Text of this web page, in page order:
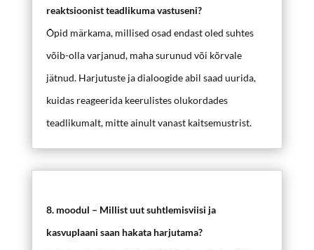
reaktsioonist teadlikuma vastuseni?
Õpid märkama, millised osad endast oled suhtes
võib-olla varjanud, maha surunud või kõrvale
jätnud. Harjutuste ja dialoogide abil saad uurida,
kuidas reageerida keerulistes olukordades
teadlikumalt, mitte ainult vanast kaitsemustrist.
8. moodul – Millist uut suhtlemisviisi ja
kasvuplaani saan hakata harjutama?